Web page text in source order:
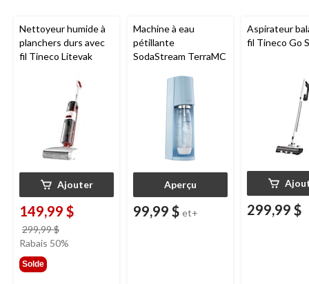
Nettoyeur humide à
planchers durs avec
fil Tineco Litevak
Ajouter
149,99 $
299,99 $
était
Rabais 50%
Solde
Machine à eau
pétillante
SodaStream TerraMC
Aperçu
99,99 $ et+
Aspirateur
fil Tineco Go
299,99 $